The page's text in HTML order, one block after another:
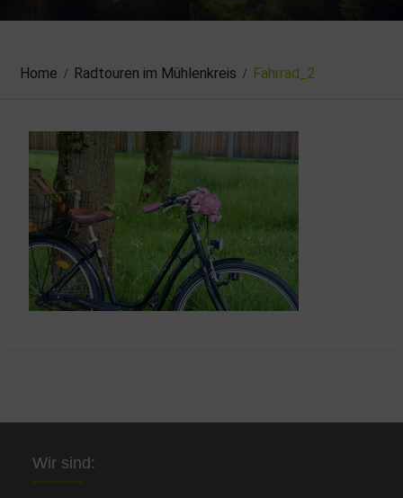
Home Radtouren im Mühlenkreis Fahrrad_2
Wir sind: